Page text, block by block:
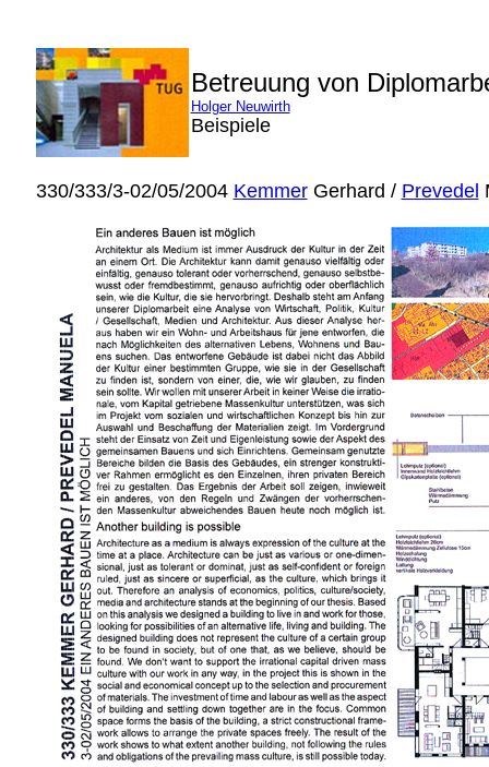
Betreuung von
Holger Neuwirth
Beispiele
330/333/3-02/05/2004 KemmerGerhard / Prevedel